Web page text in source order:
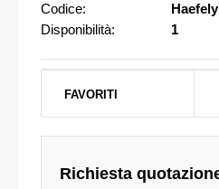
Codice:
Haefely
Disponibilità:
1
FAVORITI
Richiesta